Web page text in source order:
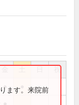
祝
●ます。来院前